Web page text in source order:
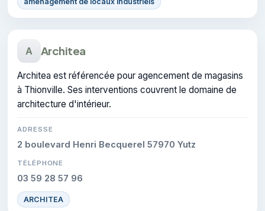
A Architea
Architea est référencée pour agencement de magasins
à Thionville. Ses interventions couvrent le domaine de
architecture d'intérieur.
ADRESSE
2 boulevard Henri Becquerel 57970 Yutz
TÉLÉPHONE
03 59 28 57 96
ARCHITEA